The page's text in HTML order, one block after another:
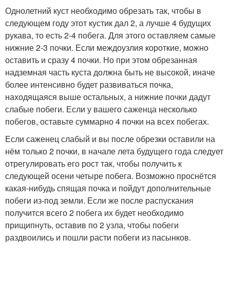
Однолетний куст необходимо обрезать так, чтобы в
следующем году этот кустик дал 2, а лучше 4 будущих
рукава, то есть 2-4 побега. Для этого оставляем самые
нижние 2-3 почки. Если междоузлия короткие, можно
оставить и сразу 4 почки. Но при этом обрезанная
надземная часть куста должна быть не высокой, иначе
более интенсивно будет развиваться почка,
находящаяся выше остальных, а нижние почки дадут
слабые побеги. Если у вашего саженца несколько
побегов, оставьте суммарно 4 почки на всех побегах.
Если саженец слабый и вы после обрезки оставили на
нём только 2 почки, в начале лета будущего года следует
отрегулировать его рост так, чтобы получить к
следующей осени четыре побега. Возможно проснётся
какая-нибудь спящая почка и пойдут дополнительные
побеги из-под земли. Если же после распускания
получится всего 2 побега их будет необходимо
прищипнуть, оставив по 2 узла, чтобы побеги
раздвоились и пошли расти побеги из пасынков.